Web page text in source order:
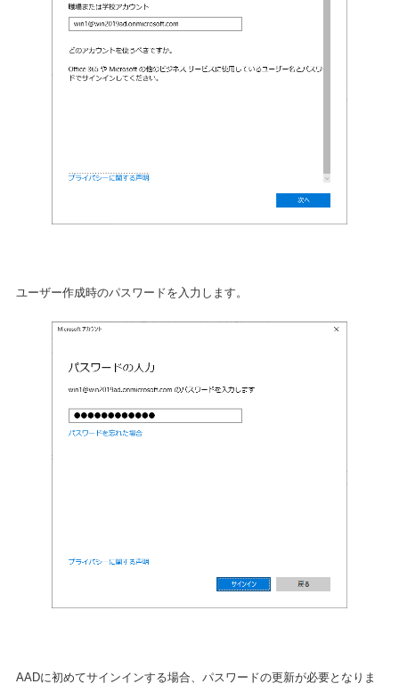
ユーザー作成時のパスワードを入力します。
AADに初めてサインインする場合、パスワードの更新が必要となりま